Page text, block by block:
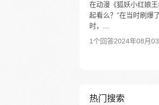
在动漫《狐妖小红娘
起看么？”在当时刷爆
时，...
1个回答2024年08月
热门搜索